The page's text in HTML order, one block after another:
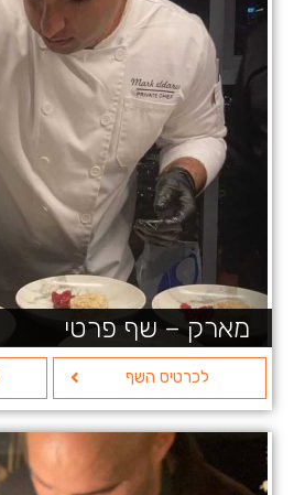
מארק – שף פרטי
לכרטיס השף